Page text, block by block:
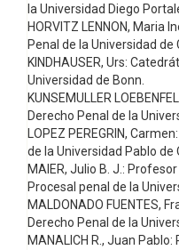
la Universidad Diego
HORVITZ LENNON, Maria
Penal de la Universidad de
KINDHAUSER, Urs:
Universidad de Bonn.
KUNSEMULLER
Derecho Penal de la
LOPEZ PEREGRIN,
de la Universidad Pablo de
MAIER, Julio B. J.:
Procesal penal de la
MALDONADO FUENTES,
Derecho Penal de la
MANALICH R., Juan